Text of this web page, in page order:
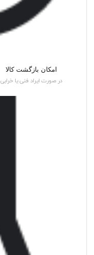
امکان بازگشت کالا
در صورت ایراد فنی یا خرابی